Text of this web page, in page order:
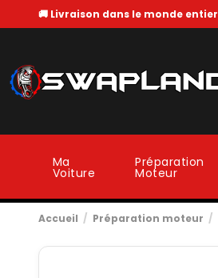
🚚 Livraison dans le monde entier
Ma
Voiture
Préparation
Moteur
Accueil Préparation moteur